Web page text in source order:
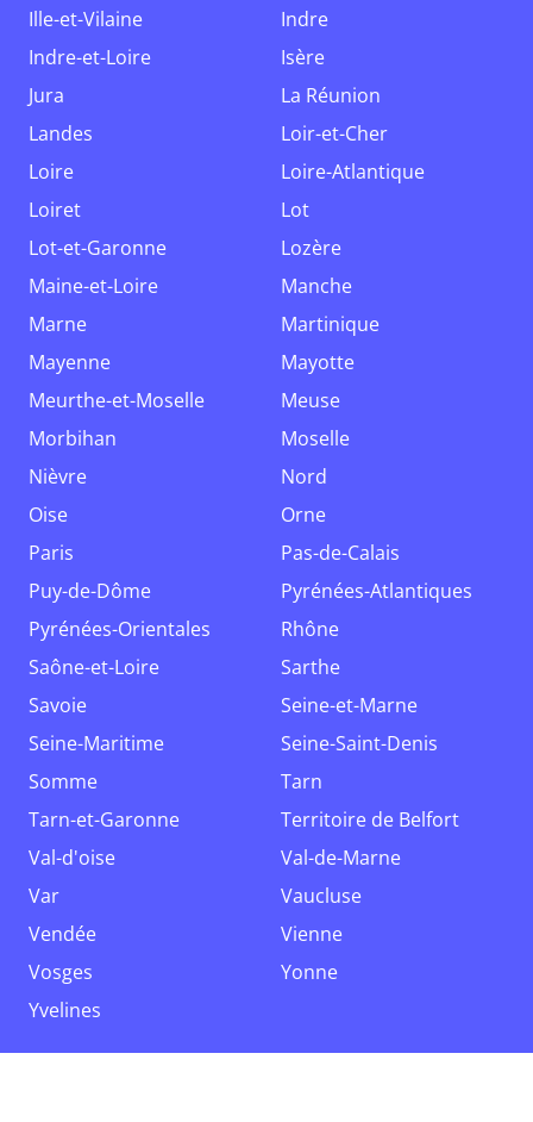
Ille-et-Vilaine
Indre
Indre-et-Loire
Isère
Jura
La Réunion
Landes
Loir-et-Cher
Loire
Loire-Atlantique
Loiret
Lot
Lot-et-Garonne
Lozère
Maine-et-Loire
Manche
Marne
Martinique
Mayenne
Mayotte
Meurthe-et-Moselle
Meuse
Morbihan
Moselle
Nièvre
Nord
Oise
Orne
Paris
Pas-de-Calais
Puy-de-Dôme
Pyrénées-Atlantiques
Pyrénées-Orientales
Rhône
Saône-et-Loire
Sarthe
Savoie
Seine-et-Marne
Seine-Maritime
Seine-Saint-Denis
Somme
Tarn
Tarn-et-Garonne
Territoire de Belfort
Val-d'oise
Val-de-Marne
Var
Vaucluse
Vendée
Vienne
Vosges
Yonne
Yvelines